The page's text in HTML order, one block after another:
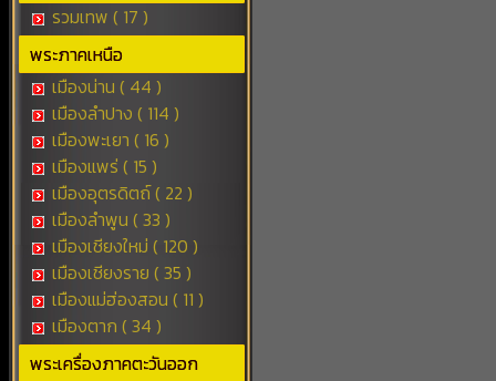
รวมเทพ ( 17 )
พระภาคเหนือ
เมืองน่าน ( 44 )
เมืองลำปาง ( 114 )
เมืองพะเยา ( 16 )
เมืองแพร่ ( 15 )
เมืองอุตรดิตถ์ ( 22 )
เมืองลำพูน ( 33 )
เมืองเชียงใหม่ ( 120 )
เมืองเชียงราย ( 35 )
เมืองแม่ฮ่องสอน ( 11 )
เมืองตาก ( 34 )
พระเครื่องภาคตะวันออก